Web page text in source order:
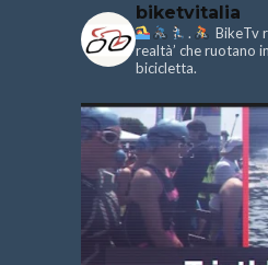
biketvitalia
.
BikeTv
realtà’ che ruotano
bicicletta.